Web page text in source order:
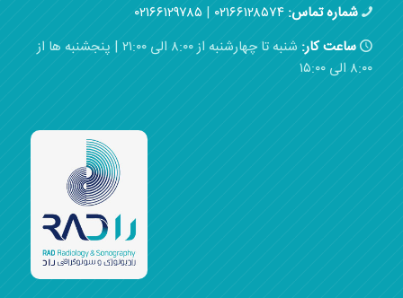
شماره تماس: ۰۲۱۶۶۱۲۸۵۷۴ | ۰۲۱۶۶۱۲۹۷۸۵
ساعت کار:
شنبه تا چهارشنبه از ۸:۰۰ الی ۲۱:۰۰ | پنجشنبه ها از
۸:۰۰ الی ۱۵:۰۰